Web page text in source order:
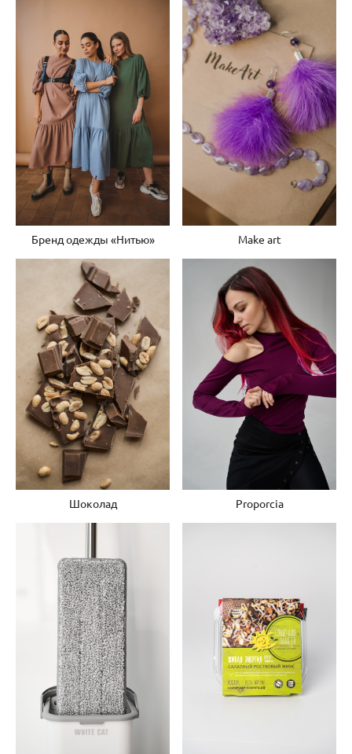
Бренд одежды «Нитью» Make art
Шоколад Proporcia